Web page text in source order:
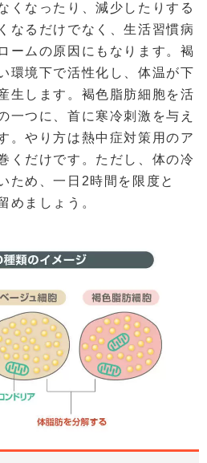
くなったり、減少したりする
なるだけでなく、生活習慣病
ームの原因にもなります。褐
環境下で活性化し、体温が下
生します。褐色脂肪細胞を活
一つに、首に寒冷刺激を与え
。やり方は熱中症対策用のア
くだけです。ただし、体の冷
ため、一日2時間を限度と
めましょう。